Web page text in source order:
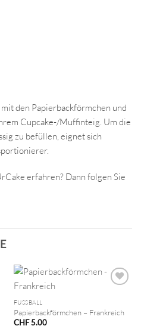
den Papierbackförmchen und
Cupcake-/Muffinteig. Um die
zu befüllen, eignet sich
erfahren? Dann folgen Sie
FUSSBALL
Papierbackförmchen – Frankreich
CHF5.00